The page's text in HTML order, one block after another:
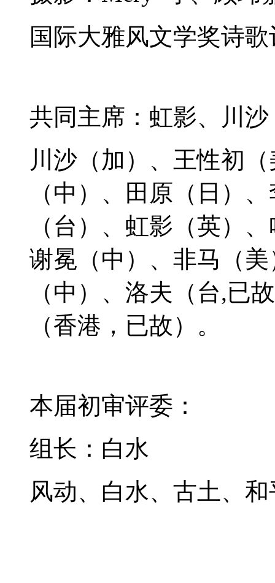
国际大雅风文学奖诗
共同主席：虹影、川
川沙（加）、王性初
（中）、田原（日）
（台）、虹影（英）
谢冕（中）、非马（
（中）、 洛夫 （台,已
（香港，已故）。
本届初审评委：
组长：白水
风动、白水、古土、